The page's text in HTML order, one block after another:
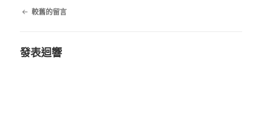
留 較舊的留言
發表迴響